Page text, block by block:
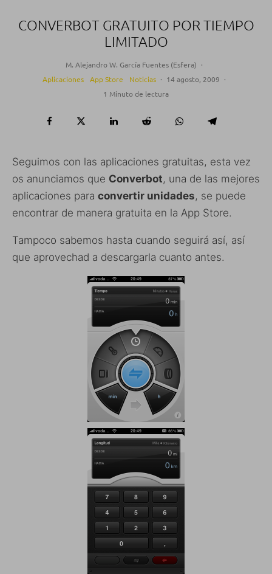
CONVERBOT GRATUITO POR TIEMPO
LIMITADO
M. Alejandro W. García Fuentes (Esfera) ·
Aplicaciones
App Store Noticias · 14 agosto, 2009 ·
1 Minuto de lectura
Seguimos con las aplicaciones gratuitas, esta vez
os anunciamos que Converbot, una de las mejores
aplicaciones para convertir unidades, se puede
encontrar de manera gratuita en la App Store.
Tampoco sabemos hasta cuando seguirá así, así
que aprovechad a descargarla cuanto antes.